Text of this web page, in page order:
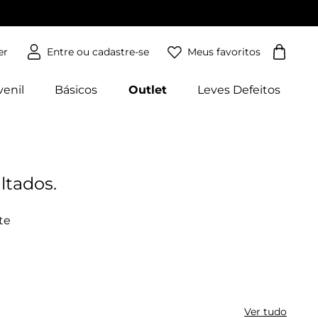
Meus favoritos
Básicos Outlet Leves Defeitos
Ver tudo